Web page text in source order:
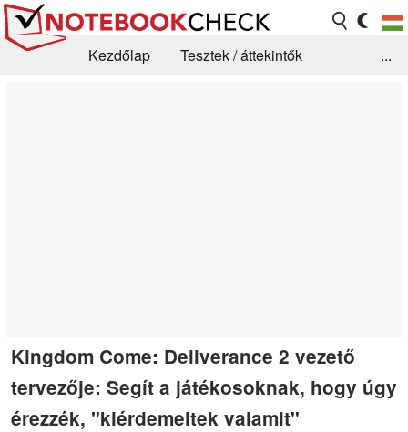
Kezdőlap
Tesztek / áttekintők
...
Kingdom Come: Deliverance 2 vezető
tervezője: Segít a játékosoknak, hogy úgy
érezzék, "kiérdemeltek valamit"